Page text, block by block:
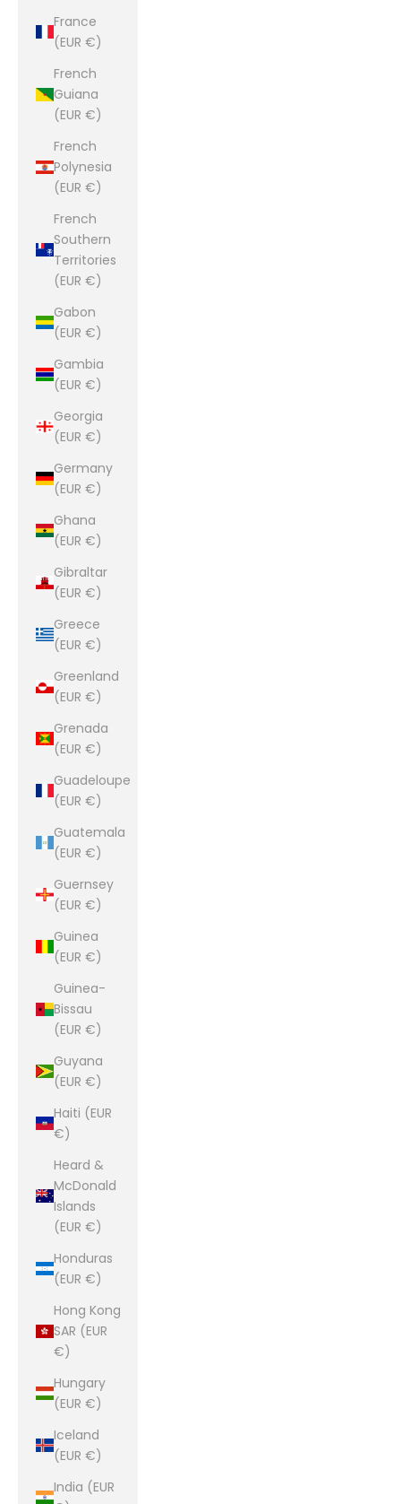
France
(EUR €)
French
Guiana
(EUR €)
French
Polynesia
(EUR €)
French
Southern
Territories
(EUR €)
Gabon
(EUR €)
Gambia
(EUR €)
Georgia
(EUR €)
Germany
(EUR €)
Ghana
(EUR €)
Gibraltar
(EUR €)
Greece
(EUR €)
Greenland
(EUR €)
Grenada
(EUR €)
Guadeloupe
(EUR €)
Guatemala
(EUR €)
Guernsey
(EUR €)
Guinea
(EUR €)
Guinea-
Bissau
(EUR €)
Guyana
(EUR €)
Haiti (EUR
€)
Heard &
McDonald
Islands
(EUR €)
Honduras
(EUR €)
Hong Kong
SAR (EUR
€)
Hungary
(EUR €)
Iceland
(EUR €)
India (EUR